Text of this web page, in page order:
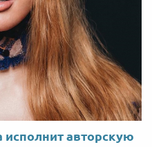
исполнит авторскую